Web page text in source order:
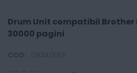
Drum Unit compatibil Brother
30000 pagini